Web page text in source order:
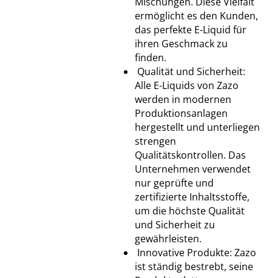
ermöglicht es den Kunden,
das perfekte E-Liquid für
ihren Geschmack zu
finden.
Qualität und Sicherheit:
Alle E-Liquids von Zazo
werden in modernen
Produktionsanlagen
hergestellt und unterliegen
strengen
Qualitätskontrollen. Das
Unternehmen verwendet
nur geprüfte und
zertifizierte Inhaltsstoffe,
um die höchste Qualität
und Sicherheit zu
gewährleisten.
Innovative Produkte: Zazo
ist ständig bestrebt, seine